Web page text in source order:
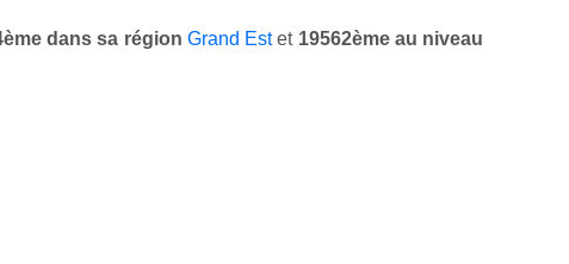
dans sa région Grand Estet 19562ème au niveau